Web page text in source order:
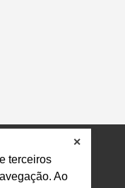
terceiros
Ao
✕
de Dados
Livro Eletrónico